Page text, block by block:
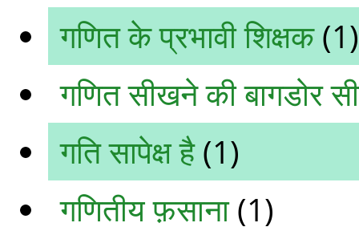
गणित के प्रभावी शिक्षक(1)
गणित सीखने की बागडोर
गति सापेक्ष है(1)
गणितीय फ़साना(1)